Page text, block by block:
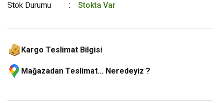
Stok Durumu
Stokta Var
Kargo Teslimat Bilgisi
Mağazadan Teslimat... Neredeyiz ?